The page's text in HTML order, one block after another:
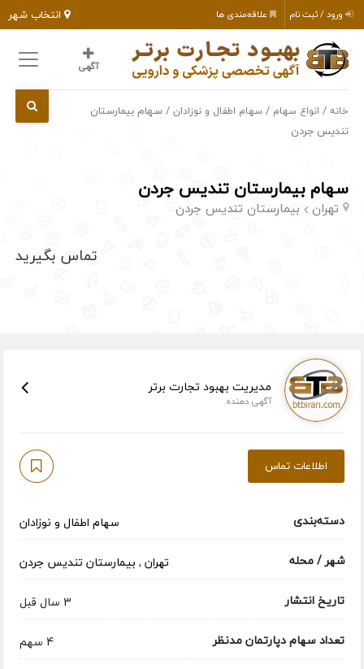
انتخاب شهر ورود / ثبت نام علاقه‌مندی ها
آگهی
خانه / انواع سهام / سهام اطفال و نوزادان / سهام بیمارستان
تندیس جردن
سهام بیمارستان تندیس جردن
تهران بیمارستان تندیس جردن
تماس بگیرید
مدیریت بهبود تجارت برتر
آگهی دهنده
اطلاعات تماس
دسته‌بندی
سهام اطفال و نوزادان
شهر / محله
تهران, بیمارستان تندیس جردن
تاریخ انتشار
3 سال قبل
تعداد سهام دپارتمان مدنظر
4 سهم